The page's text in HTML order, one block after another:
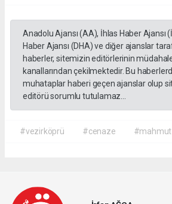
Anadolu Ajansı (AA), İhlas Haber Ajansı
Haber Ajansı (DHA) ve diğer ajanslar
haberler, sitemizin editörlerinin
kanallarından çekilmektedir. Bu
muhataplar haberi geçen ajanslar olup
editörü sorumlu tutulamaz...
#vezirköprü #cenaze #mahmut